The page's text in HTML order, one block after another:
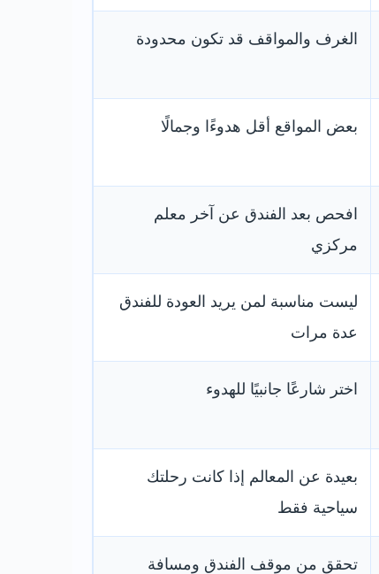
الغرف والمواقف قد تكون محدودة
بعض المواقع أقل هدوءًا وجمالًا
افحص بعد الفندق عن آخر معلم
مركزي
ليست مناسبة لمن يريد العودة للفندق
عدة مرات
اختر شارعًا جانبيًا للهدوء
بعيدة عن المعالم إذا كانت رحلتك
سياحية فقط
تحقق من موقف الفندق ومسافة